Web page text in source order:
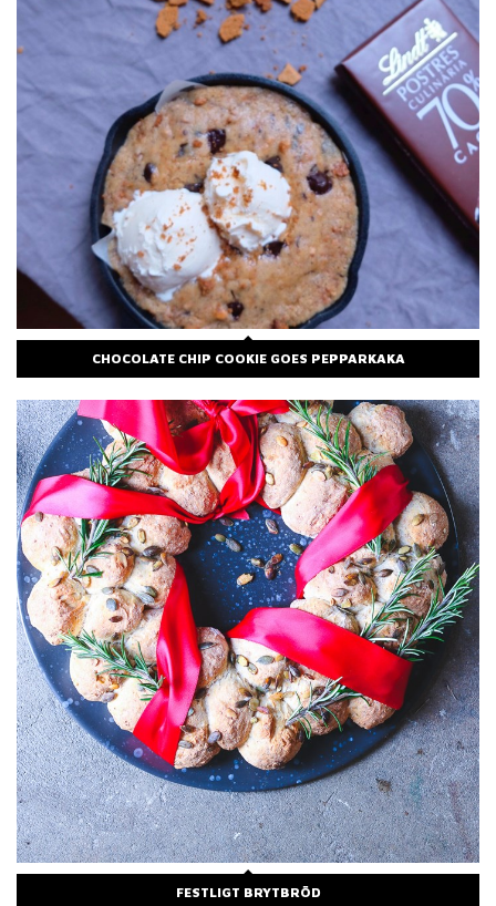
CHOCOLATE CHIP COOKIE GOES PEPPARKAKA
FESTLIGT BRYTBRÖD